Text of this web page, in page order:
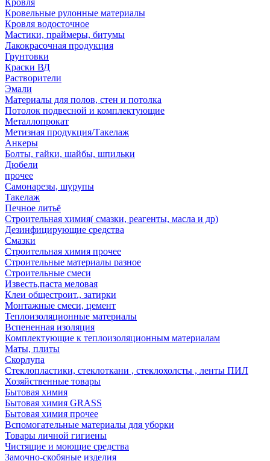
Кровля
Кровельные рулонные материалы
Кровля водосточное
Мастики, праймеры, битумы
Лакокрасочная продукция
Грунтовки
Краски ВД
Растворители
Эмали
Материалы для полов, стен и потолка
Потолок подвесной и комплектующие
Металлопрокат
Метизная продукция/Такелаж
Анкеры
Болты, гайки, шайбы, шпильки
Дюбели
прочее
Самонарезы, шурупы
Такелаж
Печное литьё
Строительная химия( смазки, реагенты, масла и др)
Дезинфицирующие средства
Смазки
Строительная химия прочее
Строительные материалы разное
Строительные смеси
Известь,паста меловая
Клеи общестроит., затирки
Монтажные смеси, цемент
Теплоизоляционные материалы
Вспененная изоляция
Комплектующие к теплоизоляционным материалам
Маты, плиты
Скорлупа
Стеклопластики, стеклоткани , стеклохолсты , ленты ПИЛ
Хозяйственные товары
Бытовая химия
Бытовая химия GRASS
Бытовая химия прочее
Вспомогательные материалы для уборки
Товары личной гигиены
Чистящие и моющие средства
Замочно-скобяные изделия